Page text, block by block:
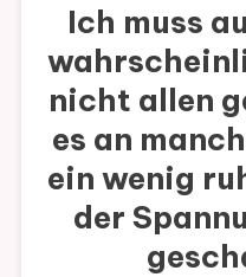
Ich muss
nicht allen
es an
ein wenig
der